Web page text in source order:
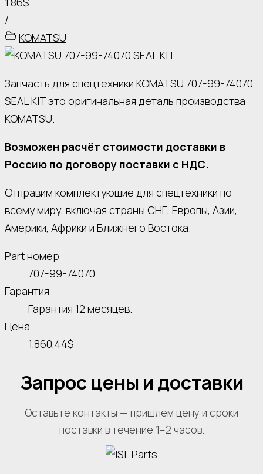
/
KOMATSU
Запчасть для спецтехники KOMATSU 707-99-74070
SEAL KIT это оригинальная деталь производства
KOMATSU.
Возможен расчёт стоимости доставки в
Россию по договору поставки с НДС.
Отправим комплектующие для спецтехники по
всему миру, включая страны СНГ, Европы, Азии,
Америки, Африки и Ближнего Востока.
Part номер
707-99-74070
Гарантия
Гарантия 12 месяцев.
Цена
1.860,44$
Запрос цены и доставки
Оставьте контакты — пришлём цену и сроки
поставки в течение 1–2 часов.